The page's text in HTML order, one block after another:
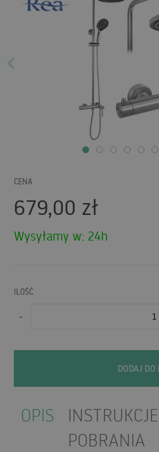
CENA
679,00 zł
Wysyłamy w: 24h
ILOŚĆ
-
DODAJ DO
OPIS
POBRANIA